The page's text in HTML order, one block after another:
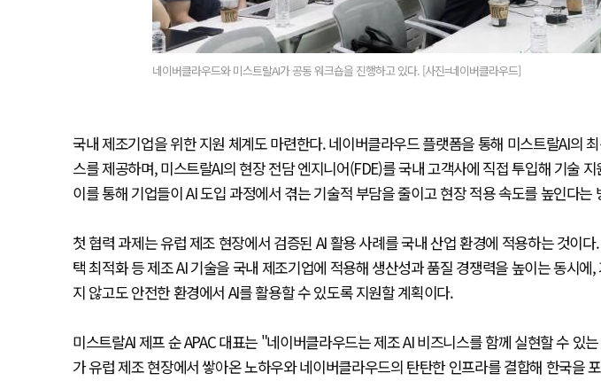
네이버클라우드와 미스트랄AI가 공동 워크숍을 진행하고 있다. [사진=네이버클라우드]
국내 제조기업을 위한 지원 체계도 마련한다. 네이버클라우드 플랫폼을 통해 미스트랄AI의
스를 제공하며, 미스트랄AI의 현장 전담 엔지니어(FDE)를 국내 고객사에 직접 투입해 기술
이를 통해 기업들이 AI 도입 과정에서 겪는 기술적 부담을 줄이고 현장 적용 속도를 높인다는
첫 협력 과제는 유럽 제조 현장에서 검증된 AI 활용 사례를 국내 산업 환경에 적용하는 것이
택 최적화 등 제조 AI 기술을 국내 제조기업에 적용해 생산성과 품질 경쟁력을 높이는 동시
지 않고도 안전한 환경에서 AI를 활용할 수 있도록 지원할 계획이다.
미스트랄AI 제프 순 APAC 대표는 "네이버클라우드는 제조 AI 비즈니스를 함께 실현할 수 있
가 유럽 제조 현장에서 쌓아온 노하우와 네이버클라우드의 탄탄한 인프라를 결합해 한국을